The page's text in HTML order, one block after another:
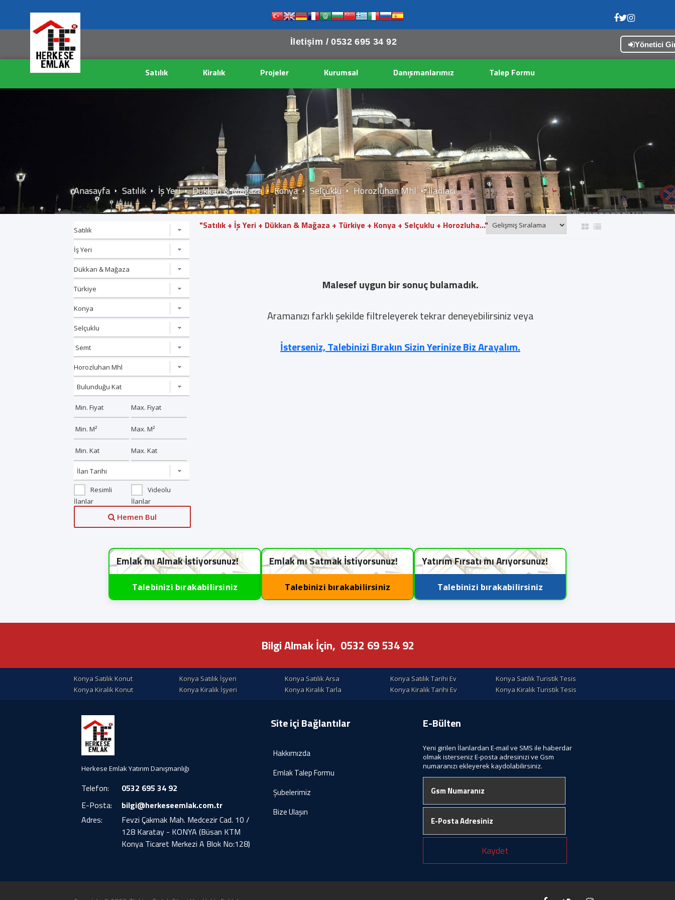
İletişim /0532 695 34 92 Yönetici
Satılık Kiralık Projeler Kurumsal Danışmanlarımız Talep Formu
Anasayfa Satılık İş Yeri Dükkan & Mağaza Konya Selçuklu Horozluhan Mhl İlanları
"Satılık + İş Yeri + Dükkan & Mağaza + Türkiye + Konya + Selçuklu + Horozluha..."
Malesef uygun bir sonuç bulamadık.
Aramanızı farklı şekilde filtreleyerek tekrar deneyebilirsiniz veya
İsterseniz, Talebinizi Bırakın Sizin Yerinize Biz Arayalım.
Resimli
İlanlar
Videolu
İlanlar
Hemen Bul
Emlak mı Almak İstiyorsunuz!
Talebinizi bırakabilirsiniz
Emlak mı Satmak İstiyorsunuz!
Talebinizi bırakabilirsiniz
Yatırım Fırsatı mı Arıyorsunuz!
Talebinizi bırakabilirsiniz
Bilgi Almak İçin, 0532 69 534 92
Konya Satılık Konut Konya Satılık İşyeri Konya Satılık Arsa Konya Satılık Tarihi Ev
Konya Satılık Turistik Tesis
Konya Kiralık Konut
Konya Kiralık İşyeri Konya Kiralık Tarla Konya Kiralık Tarihi Ev Konya Kiralık Turistik Tesis
Herkese Emlak Yatırım Danışmanlığı
Telefon:
0532 695 34 92
E-Posta:
bilgi@herkeseemlak.com.tr
Adres:
Fevzi Çakmak Mah. Medcezir Cad. 10 /
128 Karatay - KONYA (Büsan KTM
Konya Ticaret Merkezi A Blok No:128)
Site içi Bağlantılar
Hakkımızda
Emlak Talep Formu
Şubelerimiz
Bize Ulaşın
E-Bülten
Yeni girilen İlanlardan E-mail ve SMS ile haberdar
olmak isterseniz E-posta adresinizi ve Gsm
numaranızı ekleyerek kaydolabilirsiniz.
Kaydet